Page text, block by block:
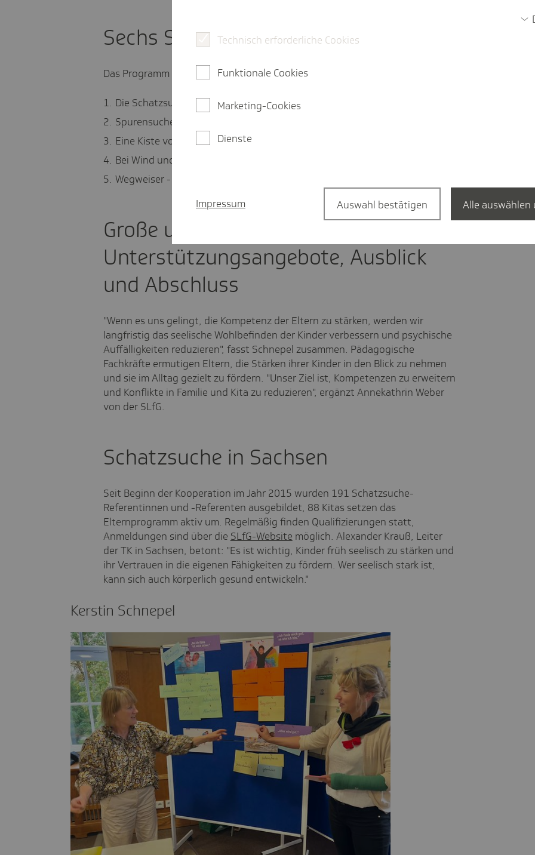
Sechs Stationen auf der Schatzkarte
Das Programm begleitet Eltern auf einer sechsteiligen "Schatzkarten-Reise":
Die Schatzsuche beginnt - gemeinsam anfangen
Spurensuche - Entwicklung von Kindern verstehen
Eine Kiste voller Gefühle - was Gefühle sagen
Bei Wind und Wetter - Streit und Lösung
Wegweiser - Alltag und Familienrituale
Große und kleine Schätze -
Unterstützungsangebote, Ausblick
und Abschluss
"Wenn es uns gelingt, die Kompetenz der Eltern zu stärken, werden wir
langfristig das seelische Wohlbefinden der Kinder verbessern und psychische
Auffälligkeiten reduzieren", fasst Schnepel zusammen. Pädagogische
Fachkräfte ermutigen Eltern, die Stärken ihrer Kinder in den Blick zu nehmen
und sie im Alltag gezielt zu fördern. "Unser Ziel ist, Kompetenzen zu erweitern
und Konflikte in Familie und Kita zu reduzieren", ergänzt Annekathrin Weber
von der SLfG.
Schatzsuche in Sachsen
Seit Beginn der Kooperation im Jahr 2015 wurden 191 Schatzsuche-
Referentinnen und -Referenten ausgebildet, 88 Kitas setzen das
Elternprogramm aktiv um. Regelmäßig finden Qualifizierungen statt,
Anmeldungen sind über die SLfG-Website möglich. Alexander Krauß, Leiter
der TK in Sachsen, betont: "Es ist wichtig, Kinder früh seelisch zu stärken und
ihr Vertrauen in die eigenen Fähigkeiten zu fördern. Wer seelisch stark ist,
kann sich auch körperlich gesund entwickeln."
Kerstin Schnepel
Technisch erforderliche Cookies
Funktionale Cookies
Marketing-Cookies
Dienste
Impressum Auswahl bestätigen Alle auswählen